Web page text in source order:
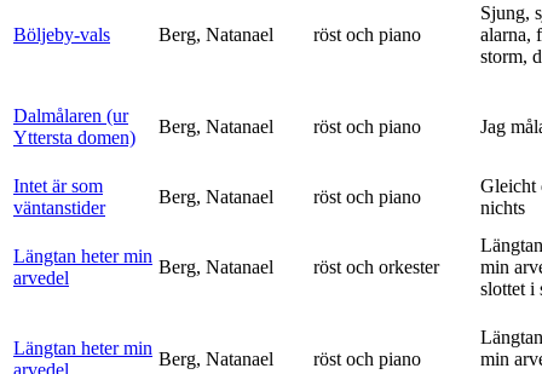
Böljeby-vals Berg, Natanael röst och piano
Sjung,
alarna,
storm,
Dalmålaren (ur
Yttersta domen)
Berg, Natanael röst och piano Jag
Intet är som
väntanstider
Berg, Natanael röst och piano
Gleicht
nichts
Längtan heter min
arvedel
Berg, Natanael röst och orkester
min
slottet i
Längtan heter min
arvedel
Berg, Natanael röst och piano
min